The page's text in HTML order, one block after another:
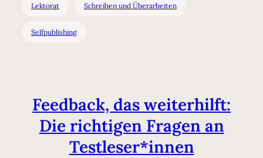
Lektorat Schreiben und Überarbeiten
Selfpublishing
Feedback, das weiterhilft:
Die richtigen Fragen an
Testleser*innen